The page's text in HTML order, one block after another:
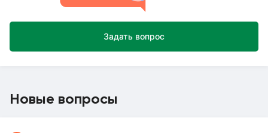
Задать вопрос
Новые вопросы